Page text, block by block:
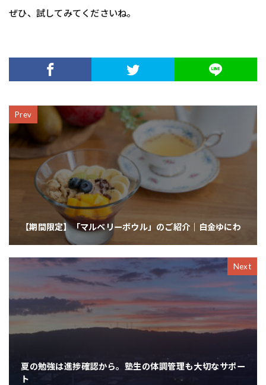
ぜひ、試してみてくださいね。
Prev
【期間限定】「マルベリーボウル」のご紹介｜白金ゆにわ
Next
夏の勉強は進捗確認から。塾生の体調管理も大切なサポー
ト